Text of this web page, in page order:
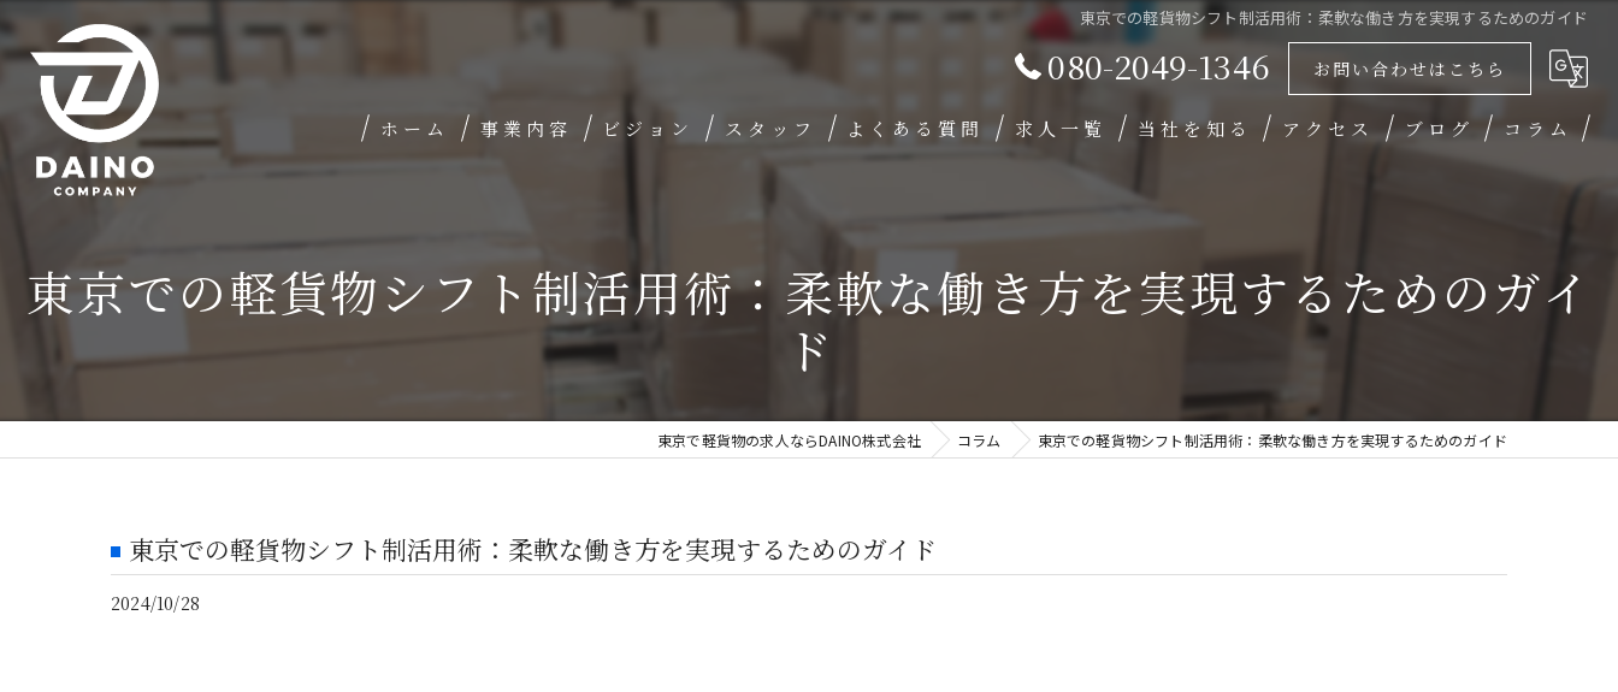
東京での軽貨物シフト制活用術：柔軟な働き方を実現するためのガイド
080-2049-1346 お問い合わせはこちら
ホーム 事業内容 ビジョン スタッフ よくある質問 求人一覧 当社を知る
業務委託
学歴不問
アクセス ブログ コラム
東京での軽貨物シフト制活用術：柔軟な働き方を実現するためのガイ
ド
東京で軽貨物の求人ならDAINO株式会社 コラム 東京での軽貨物シフト制活用術：柔軟な働き方を実現するためのガイド
東京での軽貨物シフト制活用術：柔軟な働き方を実現するためのガイド
2024/10/28